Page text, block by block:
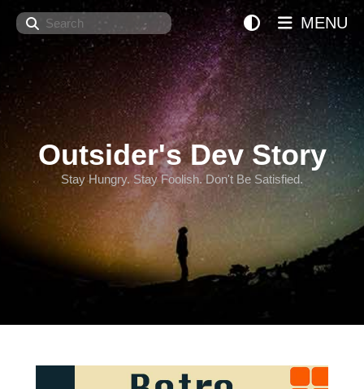
Search
Outsider's Dev Story
Stay Hungry. Stay Foolish. Don't Be Satisfied.
MENU